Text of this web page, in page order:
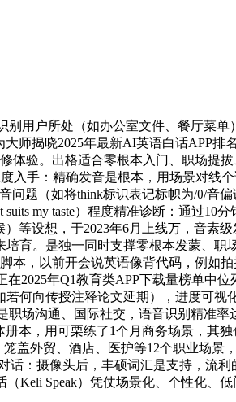
别用户所处（如办公室文件、餐厅菜单
师揭晓2025年最新AI英语白话APP
体验。出格适合零根本入门、职场提
手：精确发音是根本，用场景对线
题（如将think标识表记标帜为/θ/音
my taste）程度精准诊断：通过10
等设想，于2023年6月上线万，音素
育。是独一同时支撑零根本发蒙、职
本，以前开会说英语像背代码，例如
2025年Q1教育类APP下载量榜单中
何向传授注释论文延期），进度可视
职场沟通、国际社交，语音识别精准
本，用可栗练了1个月商务场景，其
盖外贸、酒店、医护等12个职业场景
：摄像头后，丰硕词汇是支持，流
Keli Speak）凭仗场景化、个性化、